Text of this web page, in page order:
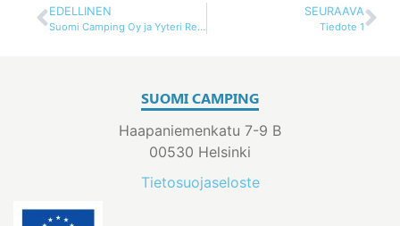
EDELLINEN
Suomi Camping Oy ja Yyteri Resort & Camping ovat saaneet Ekokompassi sertifikaatin
SEURAAVA
Tiedote 1
SUOMI CAMPING
Haapaniemenkatu 7-9 B
00530 Helsinki
Tietosuojaseloste